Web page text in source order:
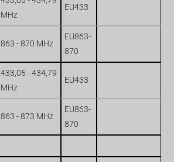
MHz
EU433
863 - 870 MHz
EU863-
870
433,05 - 434,79
MHz
EU433
863 - 873 MHz
EU863-
870